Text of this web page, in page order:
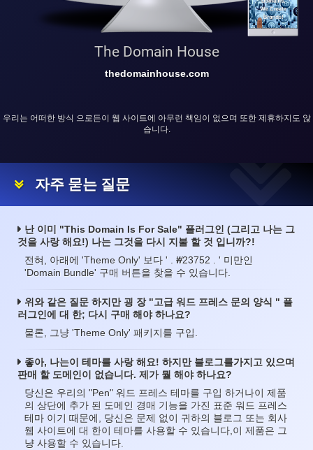
The Domain House
thedomainhouse.com
우리는 어떠한 방식 으로든이 웹 사이트에 아무런 책임이 없으며 또한 제휴하지도 않
습니다.
자주 묻는 질문
난 이미 "This Domain Is For Sale" 플러그인 (그리고 나는 그
것을 사랑 해요!) 나는 그것을 다시 지불 할 것 입니까?!
전혀, 아래에 'Theme Only' 보다 ' . ₩23752 . ' 미만인
'Domain Bundle' 구매 버튼을 찾을 수 있습니다.
위와 같은 질문 하지만 굉 장 "고급 워드 프레스 문의 양식 " 플
러그인에 대 한; 다시 구매 해야 하나요?
물론, 그냥 'Theme Only' 패키지를 구입.
좋아, 나는이 테마를 사랑 해요! 하지만 블로그를가지고 있으며
판매 할 도메인이 없습니다. 제가 뭘 해야 하나요?
당신은 우리의 "Pen" 워드 프레스 테마를 구입 하거나이 제품
의 상단에 추가 된 도메인 경매 기능을 가진 표준 워드 프레스
테마 이기 때문에, 당신은 문제 없이 귀하의 블로그 또는 회사
웹 사이트에 대 한이 테마를 사용할 수 있습니다,이 제품은 그
냥 사용할 수 있습니다.